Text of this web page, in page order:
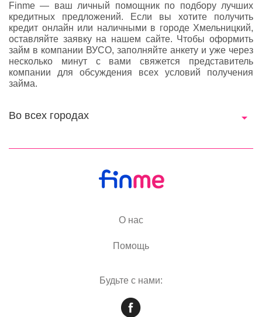
Finme — ваш личный помощник по подбору лучших
кредитных предложений. Если вы хотите получить
кредит онлайн или наличными в городе Хмельницкий,
оставляйте заявку на нашем сайте. Чтобы оформить
займ в компании ВУСО, заполняйте анкету и уже через
несколько минут с вами свяжется представитель
компании для обсуждения всех условий получения
займа.
Во всех городах
О нас
Помощь
Будьте с нами: